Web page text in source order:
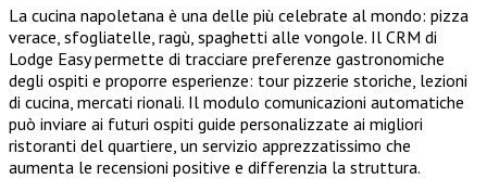
La cucina napoletana è una delle più celebrate al mondo: pizza
verace, sfogliatelle, ragù, spaghetti alle vongole. Il CRM di
Lodge Easy permette di tracciare preferenze gastronomiche
degli ospiti e proporre esperienze: tour pizzerie storiche, lezioni
di cucina, mercati rionali. Il modulo comunicazioni automatiche
può inviare ai futuri ospiti guide personalizzate ai migliori
ristoranti del quartiere, un servizio apprezzatissimo che
aumenta le recensioni positive e differenzia la struttura.